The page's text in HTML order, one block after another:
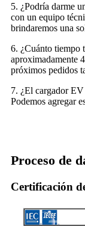
5. ¿Podría darme
con un equipo
brindaremos una
6. ¿Cuánto tiempo
aproximadamente
próximos pedidos
7. ¿El cargador
Podemos agregar
Proceso de
Certificación